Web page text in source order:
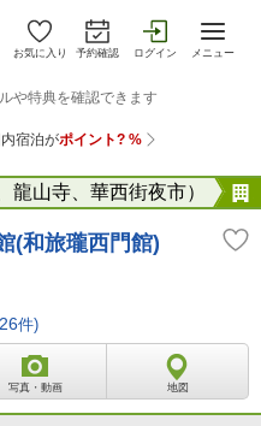
お気に入り 予約確認 ログイン メニュー
龍山寺、華西街夜市）
(和旅瓏西門館)
26件)
写真・動画 地図